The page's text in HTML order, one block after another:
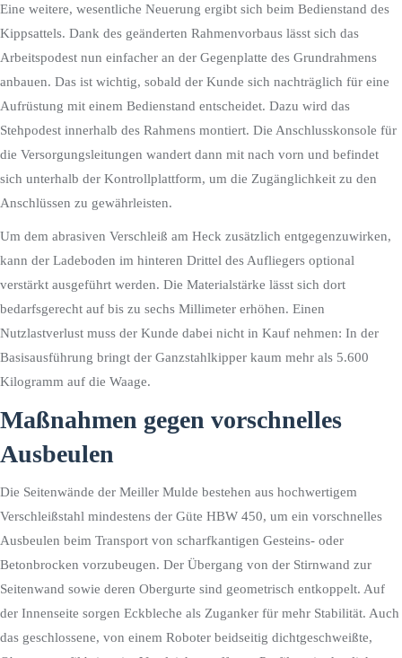
Eine weitere, wesentliche Neuerung ergibt sich beim Bedienstand des
Kippsattels. Dank des geänderten Rahmenvorbaus lässt sich das
Arbeitspodest nun einfacher an der Gegenplatte des Grundrahmens
anbauen. Das ist wichtig, sobald der Kunde sich nachträglich für eine
Aufrüstung mit einem Bedienstand entscheidet. Dazu wird das
Stehpodest innerhalb des Rahmens montiert. Die Anschlusskonsole für
die Versorgungsleitungen wandert dann mit nach vorn und befindet
sich unterhalb der Kontrollplattform, um die Zugänglichkeit zu den
Anschlüssen zu gewährleisten.
Um dem abrasiven Verschleiß am Heck zusätzlich entgegenzuwirken,
kann der Ladeboden im hinteren Drittel des Aufliegers optional
verstärkt ausgeführt werden. Die Materialstärke lässt sich dort
bedarfsgerecht auf bis zu sechs Millimeter erhöhen. Einen
Nutzlastverlust muss der Kunde dabei nicht in Kauf nehmen: In der
Basisausführung bringt der Ganzstahlkipper kaum mehr als 5.600
Kilogramm auf die Waage.
Maßnahmen gegen vorschnelles
Ausbeulen
Die Seitenwände der Meiller Mulde bestehen aus hochwertigem
Verschleißstahl mindestens der Güte HBW 450, um ein vorschnelles
Ausbeulen beim Transport von scharfkantigen Gesteins- oder
Betonbrocken vorzubeugen. Der Übergang von der Stirnwand zur
Seitenwand sowie deren Obergurte sind geometrisch entkoppelt. Auf
der Innenseite sorgen Eckbleche als Zuganker für mehr Stabilität. Auch
das geschlossene, von einem Roboter beidseitig dichtgeschweißte,